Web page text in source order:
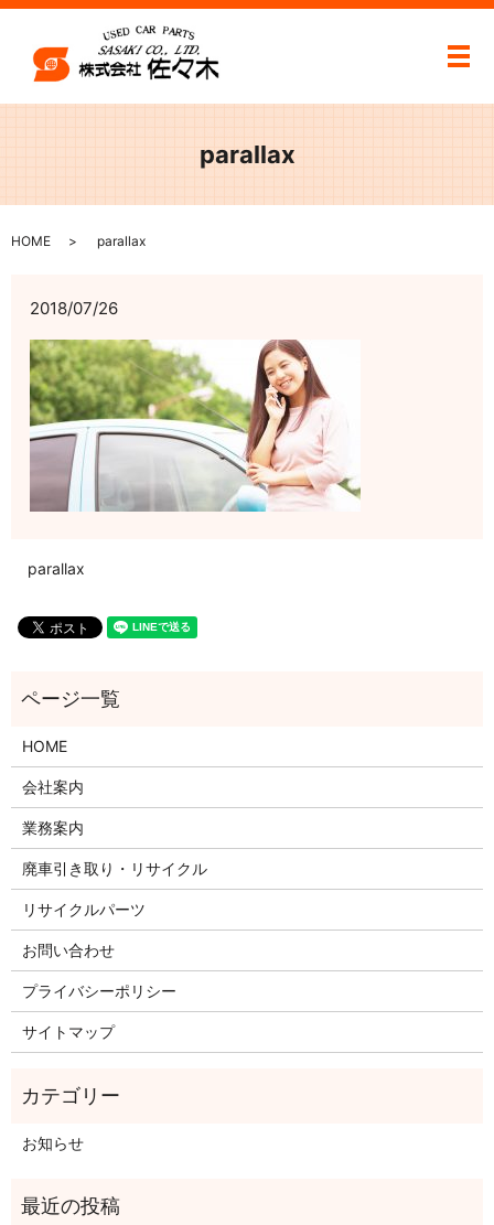
メ
parallax
HOME parallax
2018/07/26
parallax
HOME
会社案内
業務案内
廃車引き取り・リサイクル
リサイクルパーツ
お問い合わせ
プライバシーポリシー
サイトマップ
お知らせ